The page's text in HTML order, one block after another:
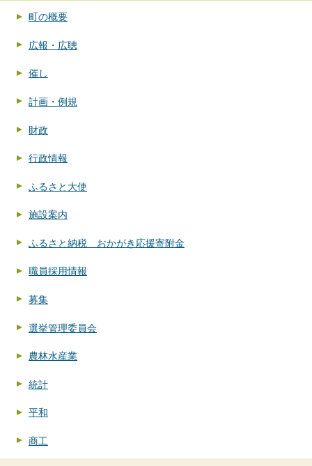
町の概要
広報・広聴
催し
計画・例規
財政
行政情報
ふるさと大使
施設案内
ふるさと納税 おかがき応援寄附金
職員採用情報
募集
選挙管理委員会
農林水産業
統計
平和
商工